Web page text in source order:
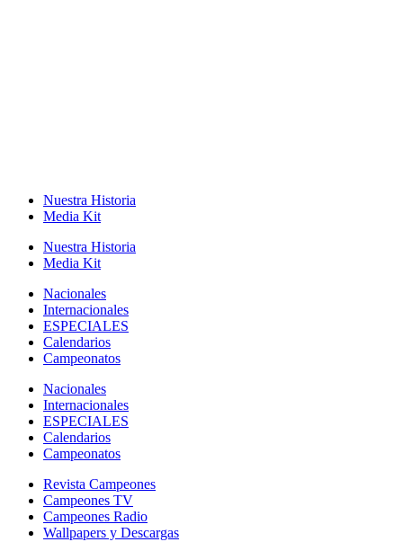
Nuestra Historia
Media Kit
Nuestra Historia
Media Kit
Nacionales
Internacionales
ESPECIALES
Calendarios
Campeonatos
Nacionales
Internacionales
ESPECIALES
Calendarios
Campeonatos
Revista Campeones
Campeones TV
Campeones Radio
Wallpapers y Descargas